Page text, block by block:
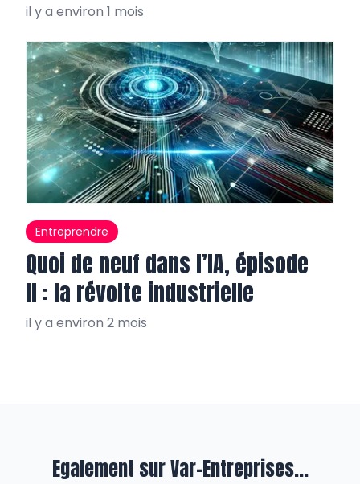
il y a environ 1 mois
Entreprendre
Quoi de neuf dans l’IA, épisode
II : la révolte industrielle
il y a environ 2 mois
Egalement sur Var-Entreprises...